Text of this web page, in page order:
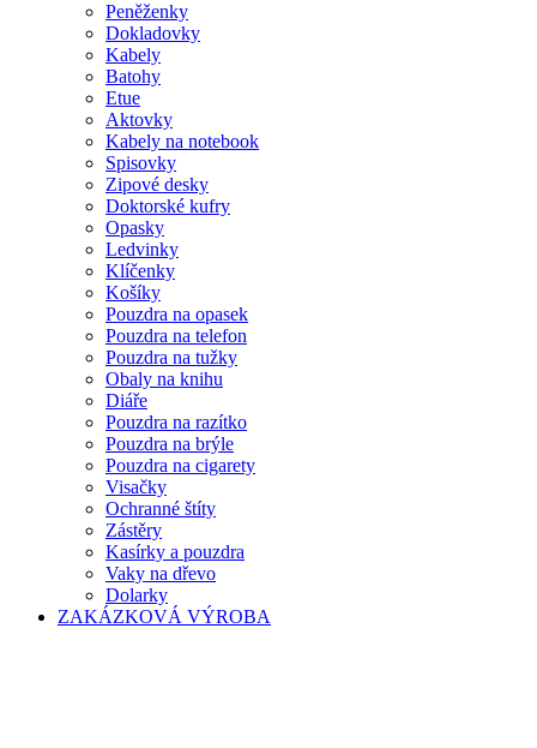
Peněženky
Dokladovky
Kabely
Batohy
Etue
Aktovky
Kabely na notebook
Spisovky
Zipové desky
Doktorské kufry
Opasky
Ledvinky
Klíčenky
Košíky
Pouzdra na opasek
Pouzdra na telefon
Pouzdra na tužky
Obaly na knihu
Diáře
Pouzdra na razítko
Pouzdra na brýle
Pouzdra na cigarety
Visačky
Ochranné štíty
Zástěry
Kasírky a pouzdra
Vaky na dřevo
Dolarky
ZAKÁZKOVÁ VÝROBA